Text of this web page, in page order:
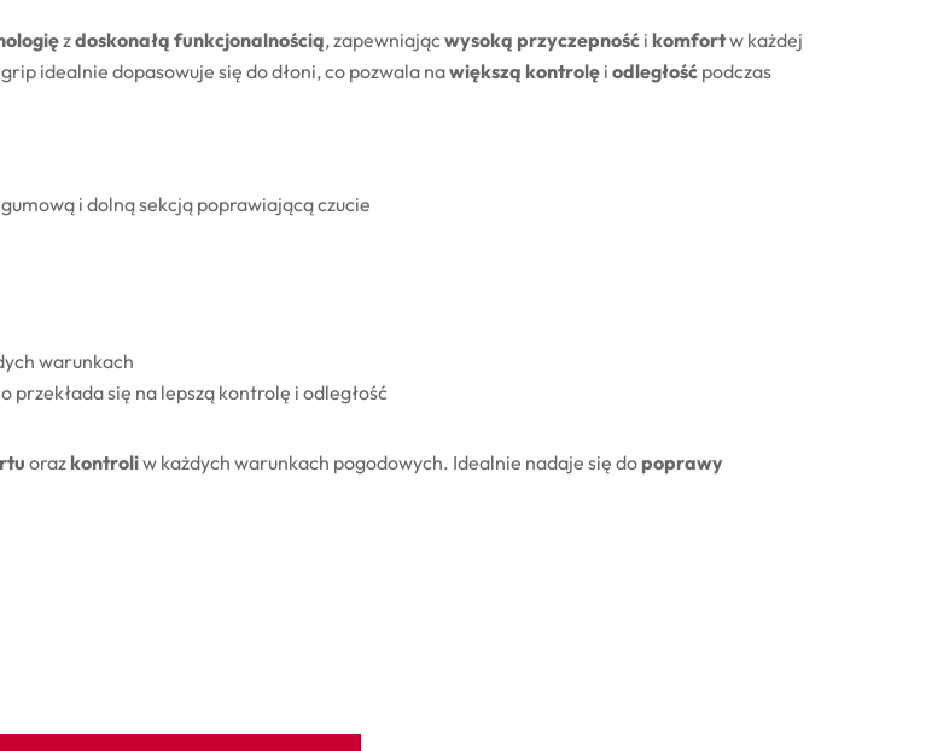
zdoskonałą funkcjonalnością, zapewniającwysoką przyczepność i komfortw każdej
idealnie dopasowuje się do dłoni, co pozwala nawiększą kontrolę i odległość podczas
i dolną sekcją poprawiającą czucie
warunkach
przekłada się na lepszą kontrolę i odległość
oraz kontroliw każdych warunkach pogodowych. Idealnie nadaje się do poprawy